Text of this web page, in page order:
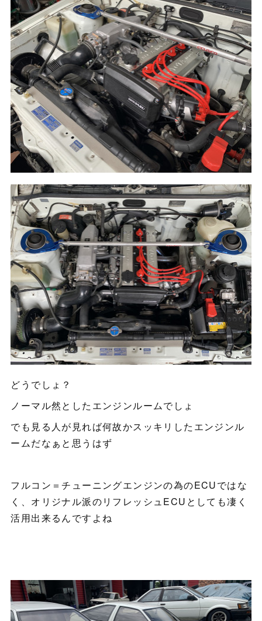
どうでしょ？
ノーマル然としたエンジンルームでしょ
でも見る人が見れば何故かスッキリしたエンジンル
ームだなぁと思うはず
フルコン＝チューニングエンジンの為のECUではな
く、オリジナル派のリフレッシュECUとしても凄く
活用出来るんですよね